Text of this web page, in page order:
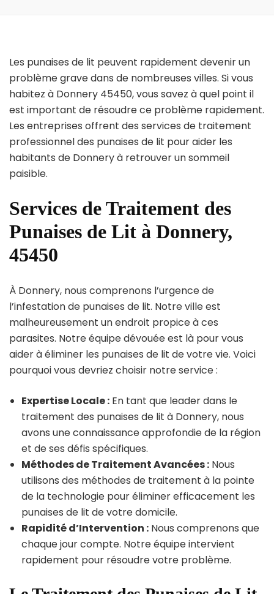
Les punaises de lit peuvent rapidement devenir un
problème grave dans de nombreuses villes. Si vous
habitez à Donnery 45450, vous savez à quel point il
est important de résoudre ce problème rapidement.
Les entreprises offrent des services de traitement
professionnel des punaises de lit pour aider les
habitants de Donnery à retrouver un sommeil
paisible.
Services de Traitement des
Punaises de Lit à Donnery,
45450
À Donnery, nous comprenons l’urgence de
l’infestation de punaises de lit. Notre ville est
malheureusement un endroit propice à ces
parasites. Notre équipe dévouée est là pour vous
aider à éliminer les punaises de lit de votre vie. Voici
pourquoi vous devriez choisir notre service :
Expertise Locale : En tant que leader dans le
traitement des punaises de lit à Donnery, nous
avons une connaissance approfondie de la région
et de ses défis spécifiques.
Méthodes de Traitement Avancées : Nous
utilisons des méthodes de traitement à la pointe
de la technologie pour éliminer efficacement les
punaises de lit de votre domicile.
Rapidité d’Intervention : Nous comprenons que
chaque jour compte. Notre équipe intervient
rapidement pour résoudre votre problème.